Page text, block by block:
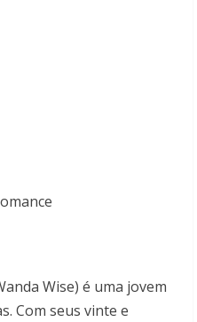
Wise) é uma jovem
Com seus vinte e